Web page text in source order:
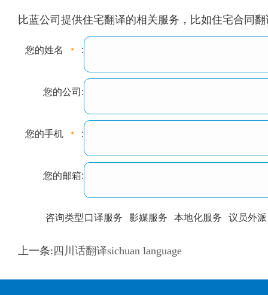
比蓝公司提供住宅翻译的相关服务，比如住宅合同
您的姓名 :
您的公司:
您的手机 :
您的邮箱:
咨询类型口译服务 影媒服务 本地化服务 议员外派
训翻译 标准级
上一条: 四川话翻译sichuan language